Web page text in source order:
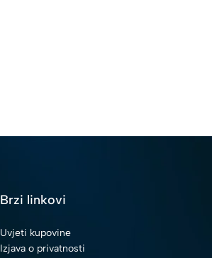
Brzi linkovi
Uvjeti kupovine
Izjava o privatnosti